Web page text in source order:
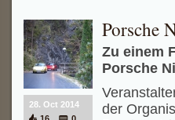
28. Oct 2014
Porsche
Zu einem
Porsche
der